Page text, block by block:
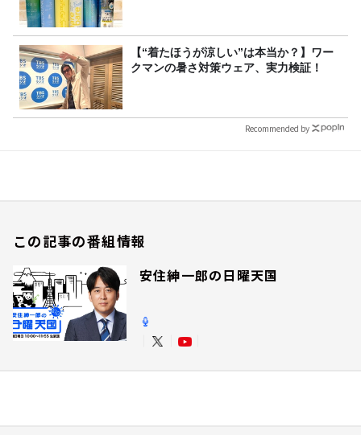
【“着たほうが涼しい”は本当か？】ワー
クマンの暑さ対策ウェア、実力検証！
Recommended by
この記事の番組情報
安住紳一郎の日曜天国